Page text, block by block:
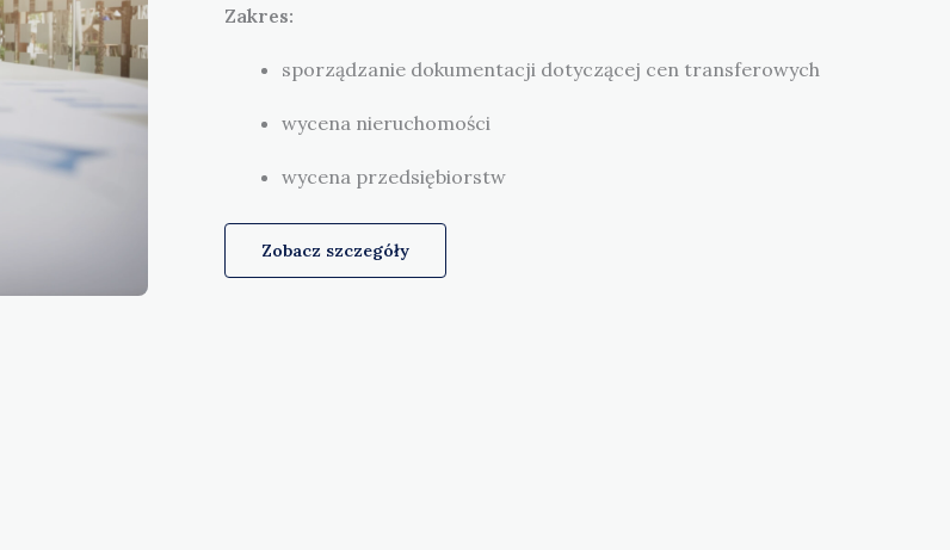
Zakres:
sporządzanie dokumentacji dotyczącej cen transferowych
wycena nieruchomości
wycena przedsiębiorstw
Zobacz szczegóły